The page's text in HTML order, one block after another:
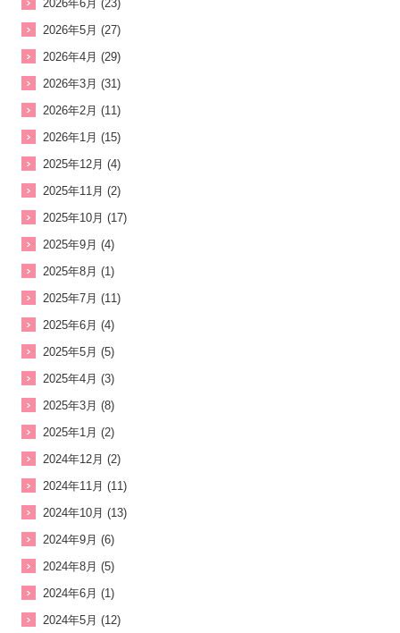
2026年6月 (23)
2026年5月 (27)
2026年4月 (29)
2026年3月 (31)
2026年2月 (11)
2026年1月 (15)
2025年12月 (4)
2025年11月 (2)
2025年10月 (17)
2025年9月 (4)
2025年8月 (1)
2025年7月 (11)
2025年6月 (4)
2025年5月 (5)
2025年4月 (3)
2025年3月 (8)
2025年1月 (2)
2024年12月 (2)
2024年11月 (11)
2024年10月 (13)
2024年9月 (6)
2024年8月 (5)
2024年6月 (1)
2024年5月 (12)